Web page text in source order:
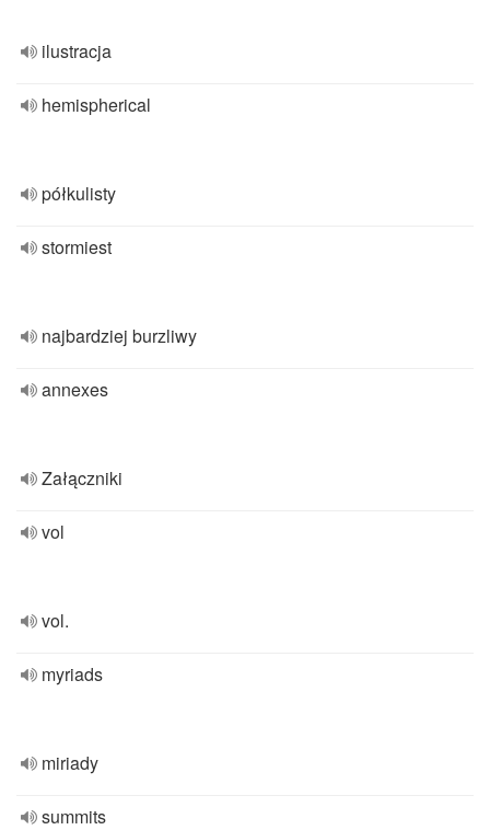
ilustracja
hemispherical
półkulisty
stormiest
najbardziej burzliwy
annexes
Załączniki
vol
vol.
myriads
miriady
summits